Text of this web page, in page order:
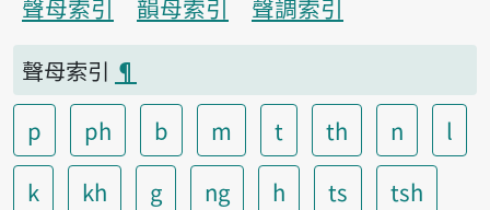
聲母索引 韻母索引
聲調索引
聲母索引 ¶
p
ph b m t th n
l
k
kh g ng h ts
tsh